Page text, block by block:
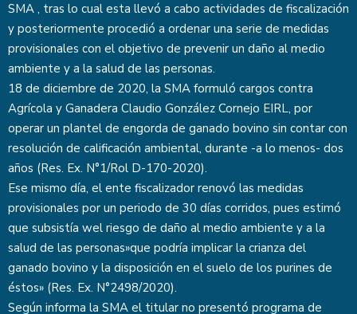
SMA , tras lo cual esta llevó a cabo actividades de fiscalización
y posteriormente procedió a ordenar una serie de medidas
provisionales con el objetivo de prevenir un daño al medio
ambiente y a la salud de las personas.
18 de diciembre de 2020, la SMA formuló cargos contra
Agrícola y Ganadera Claudio González Cornejo EIRL, por
operar un plantel de engorda de ganado bovino sin contar con
resolución de calificación ambiental, durante -a lo menos- dos
años (Res. Ex. N°1/Rol D-170-2020).
Ese mismo día, el ente fiscalizador renovó las medidas
provisionales por un periodo de 30 días corridos, pues estimó
que subsistía wel riesgo de daño al medio ambiente y a la
salud de las personas»que podría implicar la crianza del
ganado bovino y la disposición en el suelo de los purines de
éstos» (Res. Ex. N°2498/2020).
Según informa la SMA el titular no presentó programa de